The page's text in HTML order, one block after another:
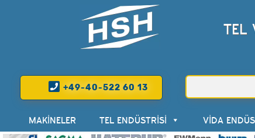
TEL
+49-40-522 60 13
MAKINELER TEL ENDÜSTRISI VIDA